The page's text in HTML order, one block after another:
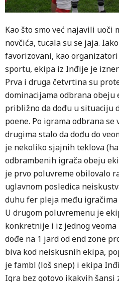
Kao što smo već najavili uoči
novčića, tucala su se jaja.
favorizovani, kao
sportu, ekipa iz Inđije je
Prva i druga četvrtina su
dominacijama odbrana obeju
približno da dođu u situaciju
poene. Po igrama odbrana
drugima stalo da dođu do
je nekoliko sjajnih teklova
odbrambenih igrača obeju
je prvo poluvreme obilovalo
uglavnom posledica
duhu fer pleja među
U drugom poluvremenu je
konkretnije i iz jednog
dođe na 1 jard od end zone
biva kod neiskusnih ekipa,
je fambl (loš snep) i ekipa
Igra bez gotovo ikakvih šansi